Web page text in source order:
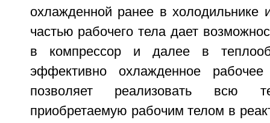
охлажденной ранее в холодильнике
частью рабочего тела дает
в компрессор и далее в
эффективно охлажденное
позволяет реализовать всю
приобретаемую рабочим телом в